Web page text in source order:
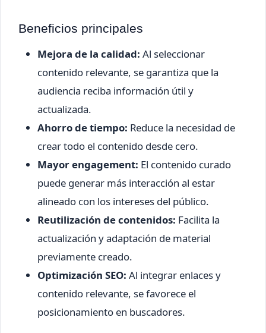
Beneficios principales
Mejora de la calidad: Al seleccionar
contenido relevante, se garantiza que la
audiencia reciba información útil y
actualizada.
Ahorro de tiempo: Reduce la necesidad de
crear todo el contenido desde cero.
Mayor engagement: El contenido curado
puede generar más interacción al estar
alineado con los intereses del público.
Reutilización de contenidos: Facilita la
actualización y adaptación de material
previamente creado.
Optimización SEO: Al integrar enlaces y
contenido relevante, se favorece el
posicionamiento en buscadores.